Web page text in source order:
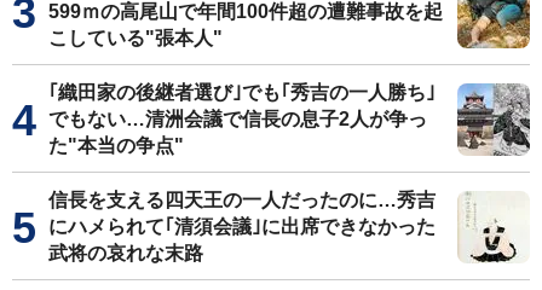
599ｍの高尾山で年間100件超の遭難事故を起
こしている"張本人"
｢織田家の後継者選び｣でも｢秀吉の一人勝ち｣
でもない…清洲会議で信長の息子2人が争っ
た"本当の争点"
信長を支える四天王の一人だったのに…秀吉
にハメられて｢清須会議｣に出席できなかった
武将の哀れな末路